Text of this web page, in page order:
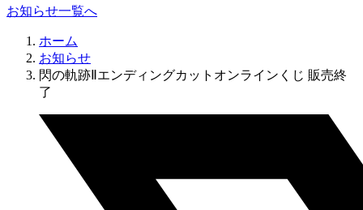
お知らせ一覧へ
ホーム
お知らせ
閃の軌跡Ⅱエンディングカットオンラインくじ 販売終
了